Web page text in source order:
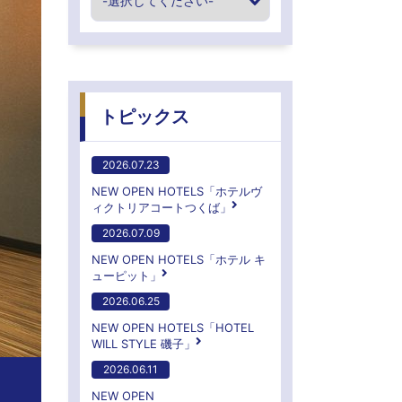
トピックス
2026.07.23
NEW OPEN HOTELS「ホテルヴ
ィクトリアコートつくば」
2026.07.09
NEW OPEN HOTELS「ホテル キ
ューピット」
2026.06.25
NEW OPEN HOTELS「HOTEL
WILL STYLE 磯子」
2026.06.11
NEW OPEN